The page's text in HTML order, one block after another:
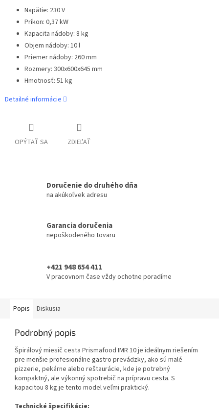
Napätie: 230 V
Príkon: 0,37 kW
Kapacita nádoby: 8 kg
Objem nádoby: 10 l
Priemer nádoby: 260 mm
Rozmery: 300x600x645 mm
Hmotnosť: 51 kg
Detailné informácie
OPÝTAŤ SA ZDIEĽAŤ
Doručenie do druhého dňa
na akúkoľvek adresu
Garancia doručenia
nepoškodeného tovaru
+421 948 654 411
V pracovnom čase vždy ochotne poradíme
Popis Diskusia
Podrobný popis
Špirálový miesič cesta Prismafood IMR 10 je ideálnym riešením
pre menšie profesionálne gastro prevádzky, ako sú malé
pizzerie, pekárne alebo reštaurácie, kde je potrebný
kompaktný, ale výkonný spotrebič na prípravu cesta. S
kapacitou 8 kg je tento model veľmi praktický.
Technické špecifikácie: